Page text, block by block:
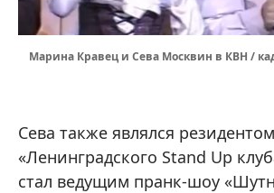
Марина Кравец и Сева Москвин в КВН /
Сева также являлся резидентом
«Ленинградского Stand Up
стал ведущим пранк-шоу